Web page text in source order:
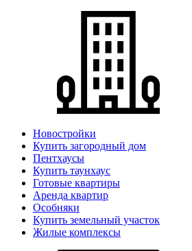
Новостройки
Купить загородный дом
Пентхаусы
Купить таунхаус
Готовые квартиры
Аренда квартир
Особняки
Купить земельный участок
Жилые комплексы